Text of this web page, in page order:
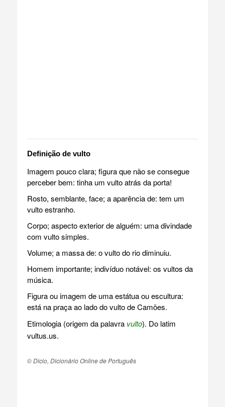
Definição de vulto
Imagem pouco clara; figura que não se consegue
perceber bem: tinha um vulto atrás da porta!
Rosto, semblante, face; a aparência de: tem um
vulto estranho.
Corpo; aspecto exterior de alguém: uma divindade
com vulto simples.
Volume; a massa de: o vulto do rio diminuiu.
Homem importante; indivíduo notável: os vultos da
música.
Figura ou imagem de uma estátua ou escultura:
está na praça ao lado do vulto de Camões.
Etimologia (origem da palavra vulto). Do latim
vultus.us.
© Dicio, Dicionário Online de Português